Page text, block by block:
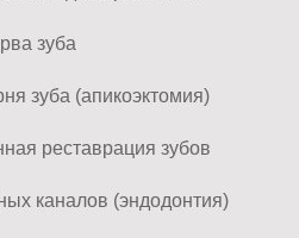
зуба
зуба (апикоэктомия)
реставрация зубов
каналов (эндодонтия)